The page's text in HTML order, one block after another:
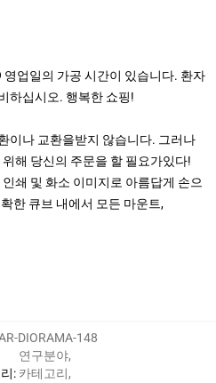
업일의 가공 시간이 있습니다. 환자
하십시오. 행복한 쇼핑!
이나 교환을받지 않습니다. 그러나
해 당신의 주문을 할 필요가있다!
쇄 및 화소 이미지로 아름답게 손으
한 큐브 내에서 모든 마운트,
DIORAMA-148
:
연구분야,
카테고리,